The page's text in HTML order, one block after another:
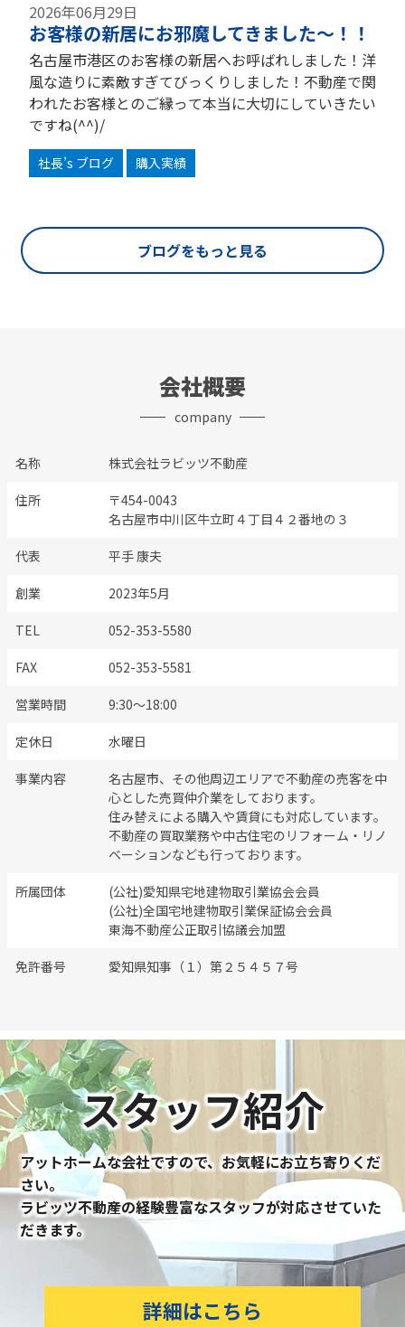
2026年06月29日
お客様の新居にお邪魔してきました～！！
名古屋市港区のお客様の新居へお呼ばれしました！洋
風な造りに素敵すぎてびっくりしました！不動産で関
われたお客様とのご縁って本当に大切にしていきたい
ですね(^^)/
社長’s ブログ 購入実績
ブログをもっと見る
会社概要
company
名称 株式会社ラビッツ不動産
住所
〒454-0043
名古屋市中川区牛立町４丁目４２番地の３
代表 平手 康夫
創業 2023年5月
TEL 052-353-5580
FAX 052-353-5581
営業時間 9:30～18:00
定休日 水曜日
事業内容
名古屋市、その他周辺エリアで不動産の売客を中
心とした売買仲介業をしております。
住み替えによる購入や賃貸にも対応しています。
不動産の買取業務や中古住宅のリフォーム・リノ
ベーションなども行っております。
所属団体
(公社)愛知県宅地建物取引業協会会員
(公社)全国宅地建物取引業保証協会会員
東海不動産公正取引協議会加盟
免許番号 愛知県知事（１）第２５４５７号
スタッフ紹介
アットホームな会社ですので、お気軽にお立ち寄りくだ
さい。
ラビッツ不動産の経験豊富なスタッフが対応させていた
だきます。
詳細はこちら